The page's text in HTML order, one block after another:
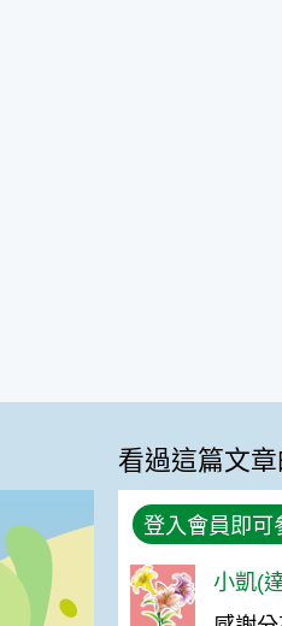
看過這篇文
登入會員即可
小凱(